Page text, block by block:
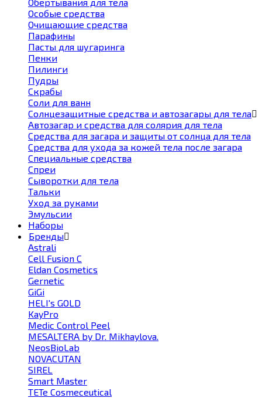
Особые средства
Очищающие средства
Парафины
Пасты для шугаринга
Пенки
Пилинги
Пудры
Скрабы
Соли для ванн
Солнцезащитные средства и автозагары для тела
Автозагар и средства для солярия для тела
Средства для загара и защиты от солнца для тела
Средства для ухода за кожей тела после загара
Специальные средства
Спреи
Сыворотки для тела
Тальки
Уход за руками
Эмульсии
Наборы
Бренды
Astrali
Cell Fusion С
Eldan Cosmetics
Gernetic
GiGi
HELI's GOLD
KayPro
Medic Control Peel
MESALTERA by Dr. Mikhaylova.
NeosBioLab
NOVACUTAN
SIREL
Smart Master
TETe Cosmeceutical